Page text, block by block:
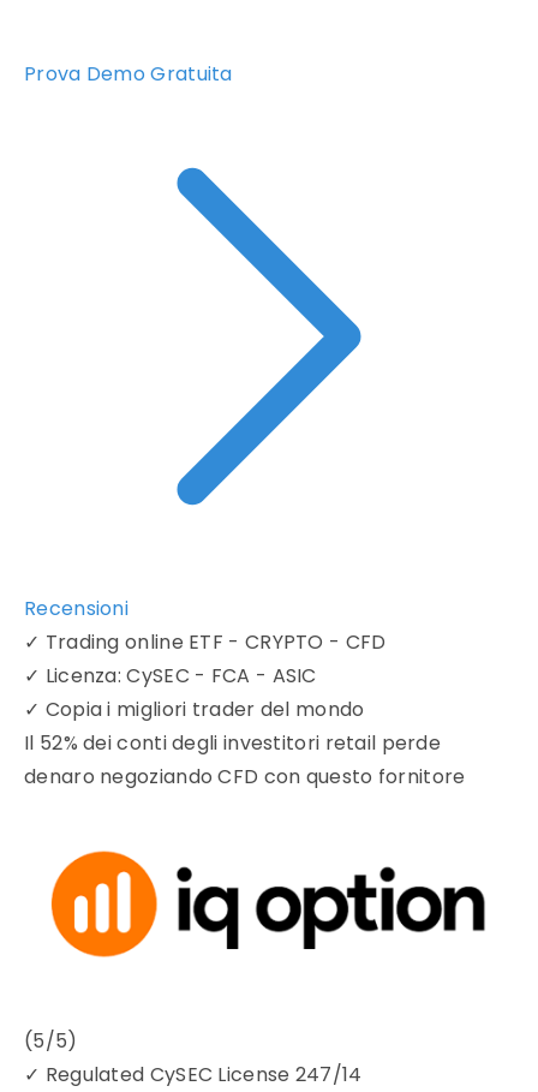
Prova Demo Gratuita
Recensioni
✓ Trading online ETF - CRYPTO - CFD
✓ Licenza: CySEC - FCA - ASIC
✓ Copia i migliori trader del mondo
Il 52% dei conti degli investitori retail perde
denaro negoziando CFD con questo fornitore
(5/5)
✓ Regulated CySEC License 247/14